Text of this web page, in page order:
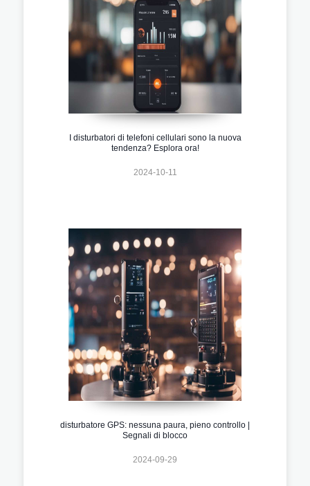
I disturbatori di telefoni cellulari sono la nuova
tendenza? Esplora ora!
2024-10-11
disturbatore GPS: nessuna paura, pieno controllo |
Segnali di blocco
2024-09-29